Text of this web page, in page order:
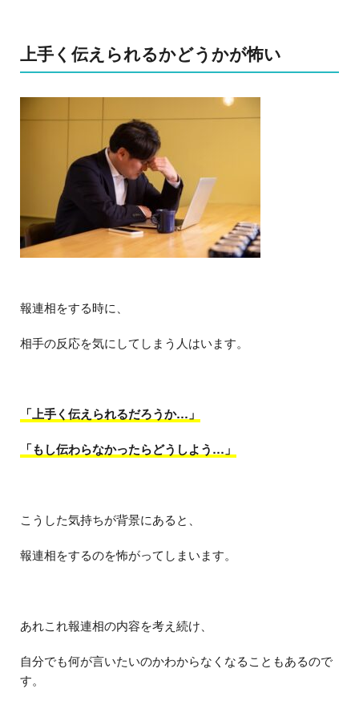
上手く伝えられるかどうかが怖い
報連相をする時に、
相手の反応を気にしてしまう人はいます。
「上手く伝えられるだろうか…」
「もし伝わらなかったらどうしよう…」
こうした気持ちが背景にあると、
報連相をするのを怖がってしまいます。
あれこれ報連相の内容を考え続け、
自分でも何が言いたいのかわからなくなることもあるので
す。